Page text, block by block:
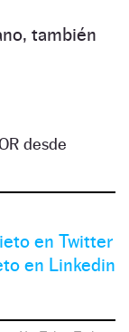
también
desde
en Twitter
en Linkedin